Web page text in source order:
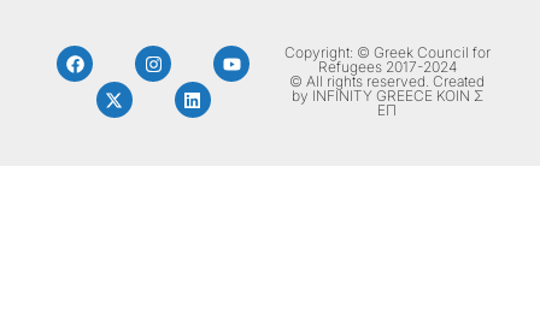
Copyright: © Greek Council for
Refugees 2017-2024
© All rights reserved. Created
by INFINITY GREECE ΚΟΙΝ Σ
ΕΠ